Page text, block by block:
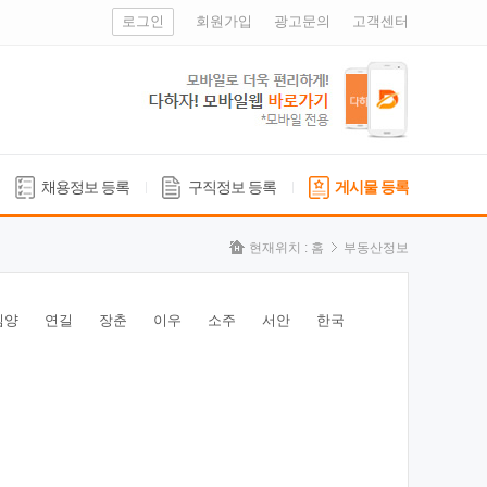
로그인 회원가입 광고문의 고객센터
채용정보 등록 구직정보 등록 게시물 등록
현재위치 : 홈 부동산정보
양 연길 장춘 이우 소주 서안 한국